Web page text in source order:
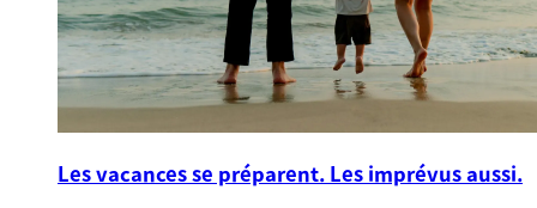
Les vacances se préparent. Les imprévus aussi.